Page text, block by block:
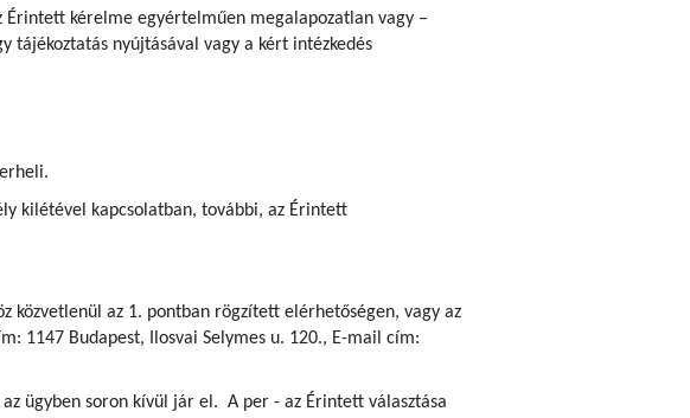
Érintett kérelme egyértelműen megalapozatlan vagy –
nyújtásával vagy a kért intézkedés
kilétével kapcsolatban, további, az Érintett
közvetlenül az 1. pontban rögzített elérhetőségen, vagy az
1147 Budapest, Ilosvai Selymes u. 120., E-mail cím:
ügyben soron kívül jár el. A per - az Érintett választása